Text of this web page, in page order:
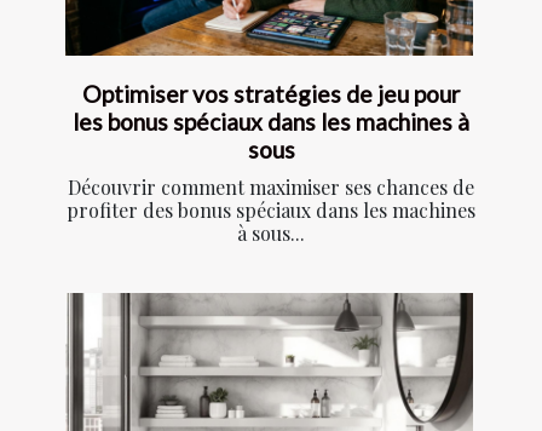
Optimiser vos stratégies de jeu pour
les bonus spéciaux dans les machines à
sous
Découvrir comment maximiser ses chances de
profiter des bonus spéciaux dans les machines
à sous...